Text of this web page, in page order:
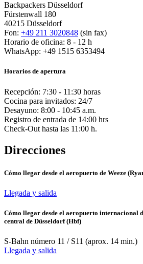
Backpackers Düsseldorf
Fürstenwall 180
40215 Düsseldorf
Fon: +49 211 3020848 (sin fax)
Horario de oficina: 8 - 12 h
WhatsApp: +49 1515 6353494
Horarios de apertura
Recepción: 7:30 - 11:30 horas
Cocina para invitados: 24/7
Desayuno: 8:00 - 10:45 a.m.
Registro de entrada de 14:00 hrs
Check-Out hasta las 11:00 h.
Direcciones
Cómo llegar desde el aeropuerto de Weeze
Llegada y salida
Cómo llegar desde el aeropuerto internacional
central de Düsseldorf (Hbf)
S-Bahn número 11 / S11 (aprox. 14 min.)
Llegada y salida